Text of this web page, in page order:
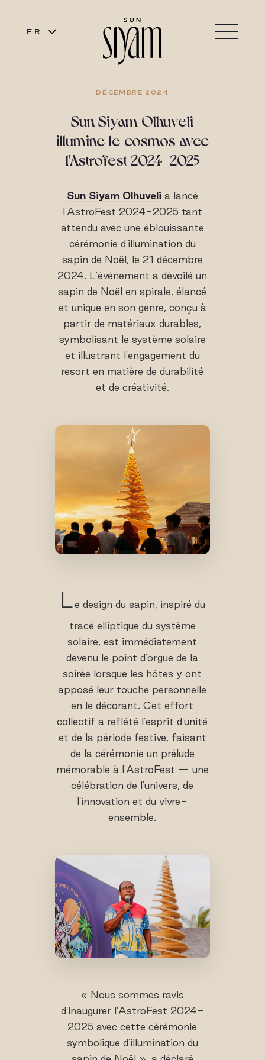
FR
DÉCEMBRE 2024
Sun Siyam Olhuveli
illumine le cosmos avec
l'Astrofest 2024-2025
Sun Siyam Olhuveli a lancé
l'AstroFest 2024-2025 tant
attendu avec une éblouissante
cérémonie d'illumination du
sapin de Noël, le 21 décembre
2024. L'événement a dévoilé un
sapin de Noël en spirale, élancé
et unique en son genre, conçu à
partir de matériaux durables,
symbolisant le système solaire
et illustrant l'engagement du
resort en matière de durabilité
et de créativité.
Le design du sapin, inspiré du
tracé elliptique du système
solaire, est immédiatement
devenu le point d'orgue de la
soirée lorsque les hôtes y ont
apposé leur touche personnelle
en le décorant. Cet effort
collectif a reflété l'esprit d'unité
et de la période festive, faisant
de la cérémonie un prélude
mémorable à l'AstroFest — une
célébration de l'univers, de
l'innovation et du vivre-
ensemble.
« Nous sommes ravis
d'inaugurer l'AstroFest 2024-
2025 avec cette cérémonie
symbolique d'illumination du